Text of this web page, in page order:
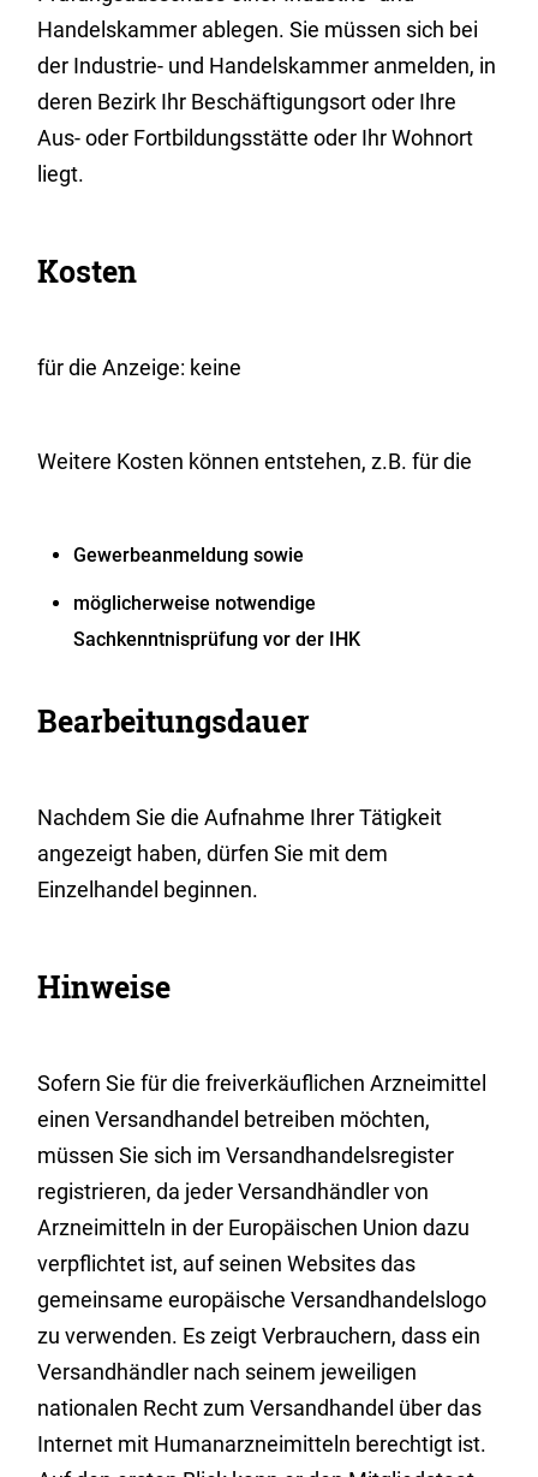
Handelskammer ablegen. Sie müssen sich bei
der Industrie- und Handelskammer anmelden, in
deren Bezirk Ihr Beschäftigungsort oder Ihre
Aus- oder Fortbildungsstätte oder Ihr Wohnort
liegt.
Kosten
für die Anzeige: keine
Weitere Kosten können entstehen, z.B. für die
Gewerbeanmeldung sowie
möglicherweise notwendige
Sachkenntnisprüfung vor der IHK
Bearbeitungsdauer
Nachdem Sie die Aufnahme Ihrer Tätigkeit
angezeigt haben, dürfen Sie mit dem
Einzelhandel beginnen.
Hinweise
Sofern Sie für die freiverkäuflichen Arzneimittel
einen Versandhandel betreiben möchten,
müssen Sie sich im Versandhandelsregister
registrieren, da jeder Versandhändler von
Arzneimitteln in der Europäischen Union dazu
verpflichtet ist, auf seinen Websites das
gemeinsame europäische Versandhandelslogo
zu verwenden. Es zeigt Verbrauchern, dass ein
Versandhändler nach seinem jeweiligen
nationalen Recht zum Versandhandel über das
Internet mit Humanarzneimitteln berechtigt ist.